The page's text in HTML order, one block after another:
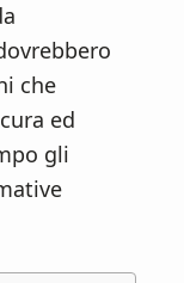
che
ed
gli